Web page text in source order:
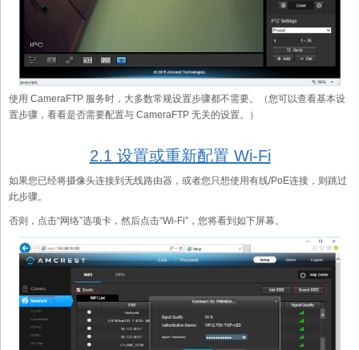
使用 CameraFTP 服务时，大多数常规设置步骤都不需要。（您可以查看基本设
置步骤，看看是否需要配置与 CameraFTP 无关的设置。）
2.1 设置或重新配置 Wi-Fi
如果您已经将摄像头连接到无线路由器，或者您只想使用有线/PoE连接，则跳过
此步骤。
否则，点击“网络”选项卡，然后点击“Wi-Fi”，您将看到如下屏幕。